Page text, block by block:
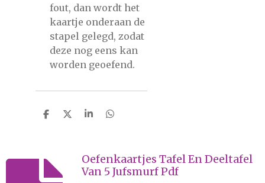
fout, dan wordt het
kaartje onderaan de
stapel gelegd, zodat
deze nog eens kan
worden geoefend.
D
D
S
e
D
n
Oefenkaartjes Tafel En Deeltafel
Van 5 Jufsmurf Pdf